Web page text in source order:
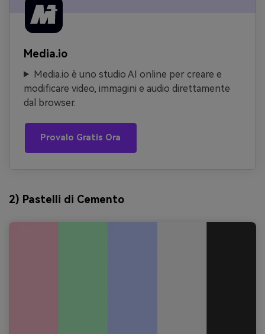
Media.io
Media.io è uno studio AI online per creare e
modificare video, immagini e audio direttamente
dal browser.
Provalo Gratis Ora
2) Pastelli di Cemento